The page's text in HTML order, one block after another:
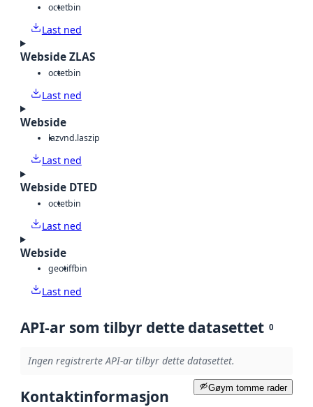
octetbin
Last ned
Webside ZLAS
octetbin
Last ned
Webside
lazvnd.laszip
Last ned
Webside DTED
octetbin
Last ned
Webside
geotiffbin
Last ned
API-ar som tilbyr dette datasettet 0
Ingen registrerte API-ar tilbyr dette datasettet.
Gøym tomme rader
Kontaktinformasjon